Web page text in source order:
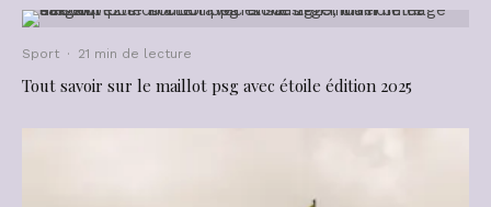
Sport · 21 min de lecture
Tout savoir sur le maillot psg avec étoile édition 2025